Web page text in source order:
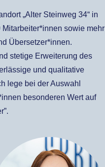
„Alter Steinweg 34“ in
sowie mehr
Übersetzer*innen.
stetige Erweiterung des
und qualitative
lege bei der Auswahl
besonderen Wert auf